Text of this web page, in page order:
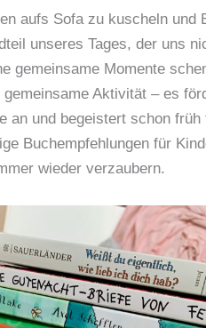
aufs Sofa zu kuscheln und
unseres Tages, der uns
gemeinsame Momente
Aktivität – es
an und begeistert schon früh
Buchempfehlungen für
wieder verzaubern.